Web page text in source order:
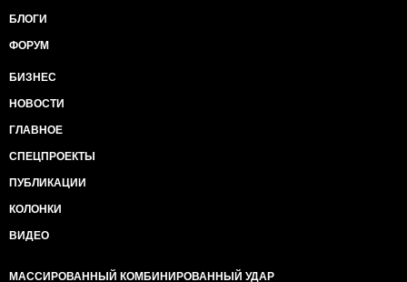
БЛОГИ
ФОРУМ
БИЗНЕС
НОВОСТИ
ГЛАВНОЕ
СПЕЦПРОЕКТЫ
ПУБЛИКАЦИИ
КОЛОНКИ
ВИДЕО
МАССИРОВАННЫЙ КОМБИНИРОВАННЫЙ УДАР